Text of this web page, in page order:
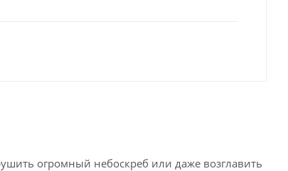
огромный небоскреб или даже возглавить